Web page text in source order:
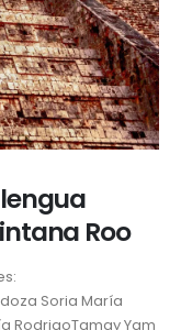
Roo
Soria María
RodrigoTamay Yam